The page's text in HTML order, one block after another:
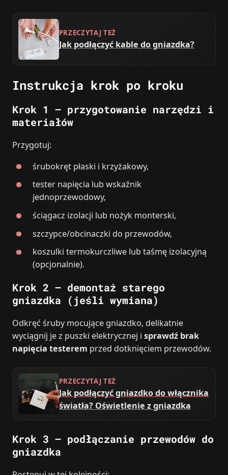
PRZECZYTAJ TEŻ
Jak podłączyć kable do gniazdka?
Instrukcja krok po kroku
Krok 1 – przygotowanie narzędzi i
materiałów
Przygotuj:
śrubokręt płaski i krzyżakowy,
tester napięcia lub wskaźnik
jednoprzewodowy,
ściągacz izolacji lub nożyk monterski,
szczypce/obcinaczki do przewodów,
koszulki termokurczliwe lub taśmę izolacyjną
(opcjonalnie).
Krok 2 – demontaż starego
gniazdka (jeśli wymiana)
Odkręć śruby mocujące gniazdko, delikatnie
wyciągnij je z puszki elektrycznej i sprawdź brak
napięcia testerem przed dotknięciem przewodów.
PRZECZYTAJ TEŻ
Jak podłączyć gniazdko do włącznika
światła? Oświetlenie z gniazdka
Krok 3 – podłączanie przewodów do
gniazdka